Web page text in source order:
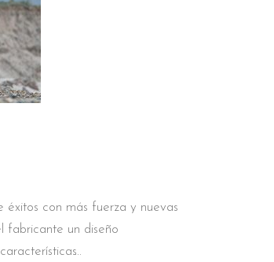
con más fuerza y nuevas
fabricante un diseño